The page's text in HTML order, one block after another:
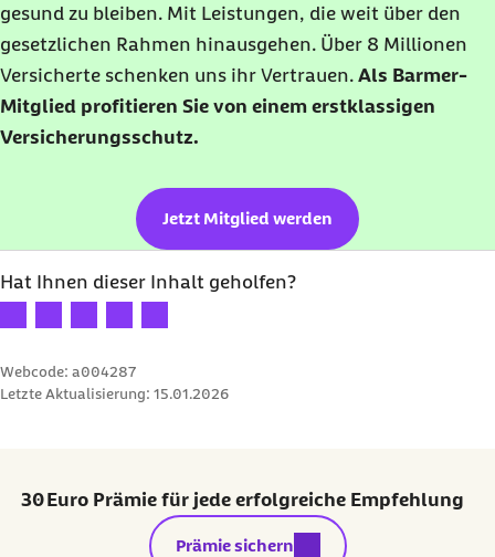
gesund zu bleiben. Mit Leistungen, die weit über den
gesetzlichen Rahmen hinausgehen. Über 8 Millionen
Versicherte schenken uns ihr Vertrauen. Als Barmer-
Mitglied profitieren Sie von einem erstklassigen
Versicherungsschutz.
Jetzt Mitglied werden
Hat Ihnen dieser Inhalt geholfen?
Ihre Bewertung: 1 Stern
Ihre Bewertung: 2 Sterne
Ihre Bewertung: 3 Sterne
Ihre Bewertung: 4 Sterne
Ihre Bewertung: 5 Sterne
Webcode: a004287
Letzte Aktualisierung: 15.01.2026
30 Euro Prämie für jede erfolgreiche Empfehlung
externer Link:
Prämie sichern